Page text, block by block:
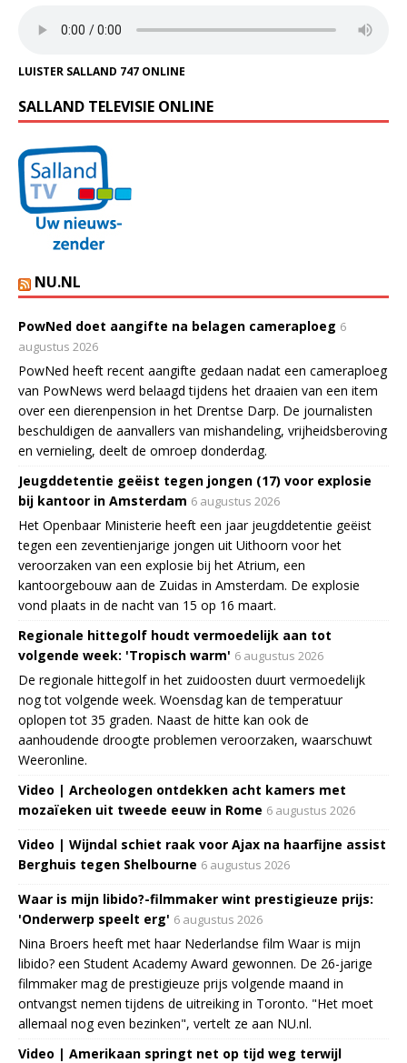
LUISTER SALLAND 747 ONLINE
SALLAND TELEVISIE ONLINE
NU.NL
PowNed doet aangifte na belagen cameraploeg 6
augustus 2026
PowNed heeft recent aangifte gedaan nadat een cameraploeg
van PowNews werd belaagd tijdens het draaien van een item
over een dierenpension in het Drentse Darp. De journalisten
beschuldigen de aanvallers van mishandeling, vrijheidsberoving
en vernieling, deelt de omroep donderdag.
Jeugddetentie geëist tegen jongen (17) voor explosie
bij kantoor in Amsterdam 6 augustus 2026
Het Openbaar Ministerie heeft een jaar jeugddetentie geëist
tegen een zeventienjarige jongen uit Uithoorn voor het
veroorzaken van een explosie bij het Atrium, een
kantoorgebouw aan de Zuidas in Amsterdam. De explosie
vond plaats in de nacht van 15 op 16 maart.
Regionale hittegolf houdt vermoedelijk aan tot
volgende week: 'Tropisch warm' 6 augustus 2026
De regionale hittegolf in het zuidoosten duurt vermoedelijk
nog tot volgende week. Woensdag kan de temperatuur
oplopen tot 35 graden. Naast de hitte kan ook de
aanhoudende droogte problemen veroorzaken, waarschuwt
Weeronline.
Video | Archeologen ontdekken acht kamers met
mozaïeken uit tweede eeuw in Rome 6 augustus 2026
Video | Wijndal schiet raak voor Ajax na haarfijne assist
Berghuis tegen Shelbourne 6 augustus 2026
Waar is mijn libido?-filmmaker wint prestigieuze prijs:
'Onderwerp speelt erg' 6 augustus 2026
Nina Broers heeft met haar Nederlandse film Waar is mijn
libido? een Student Academy Award gewonnen. De 26-jarige
filmmaker mag de prestigieuze prijs volgende maand in
ontvangst nemen tijdens de uitreiking in Toronto. "Het moet
allemaal nog even bezinken", vertelt ze aan NU.nl.
Video | Amerikaan springt net op tijd weg terwijl